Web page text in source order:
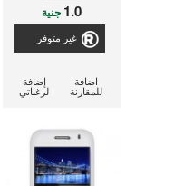
1.0 جنية
غير متوفر
إضافة
لرغباتي
اضافة
للمقارنة